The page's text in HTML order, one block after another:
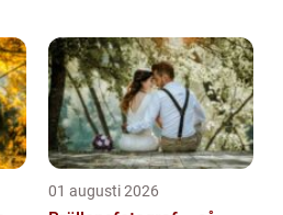
blev fötterna ä...
01 augusti 2026